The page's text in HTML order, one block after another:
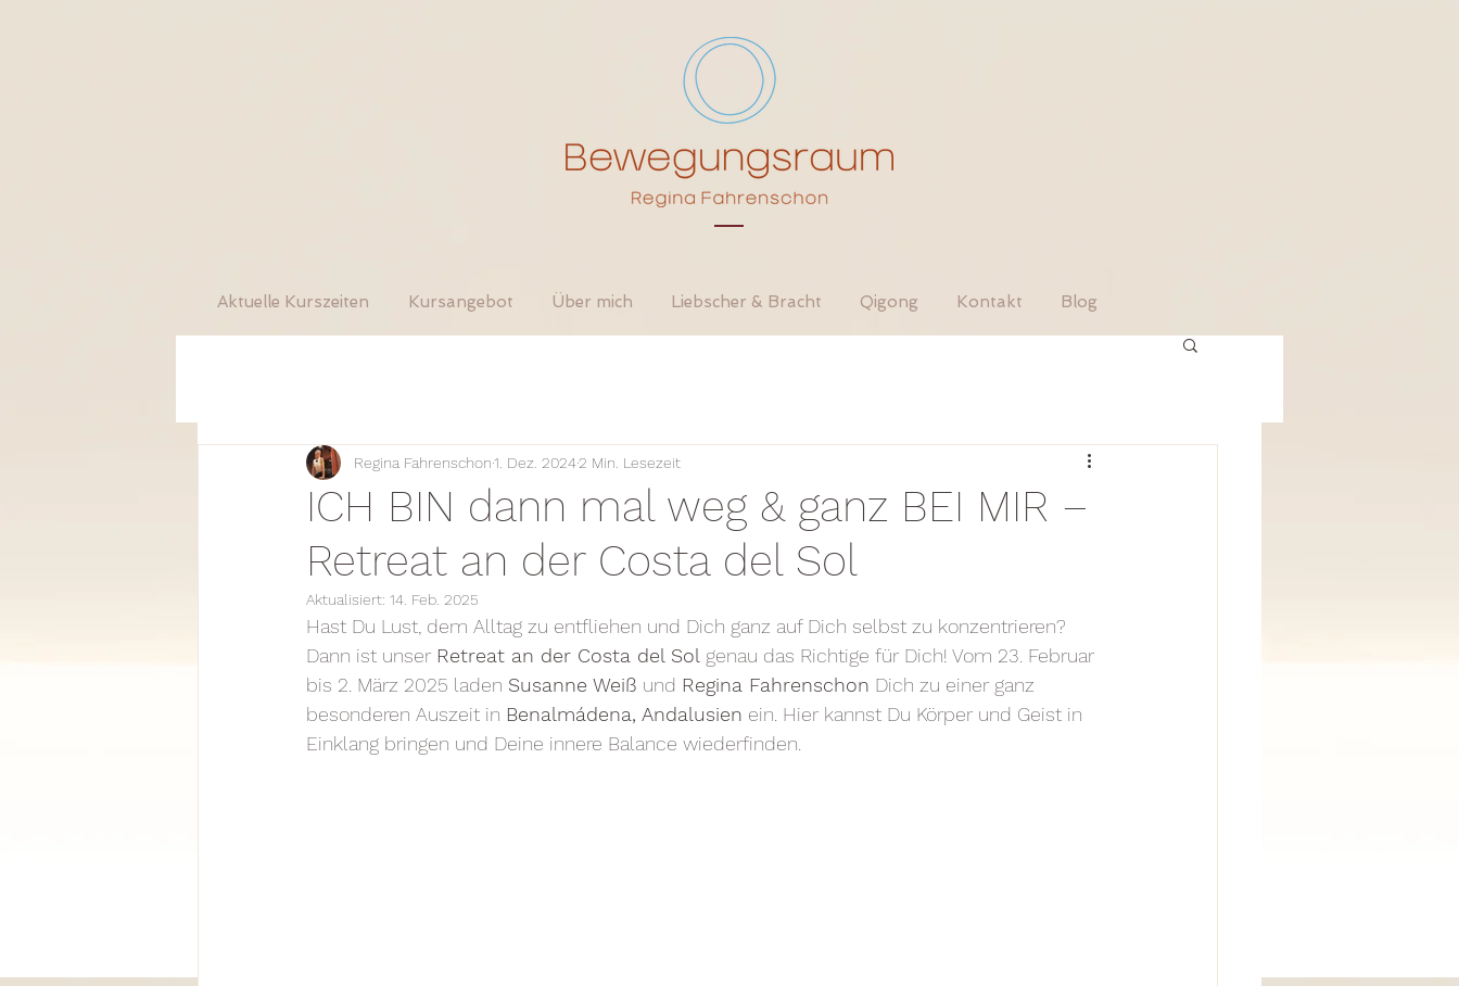
Aktuelle Kurszeiten Kursangebot Über mich Liebscher & Bracht Qigong Kontakt Blog
ICH BIN dann mal weg & ganz BEI MIR –
Retreat an der Costa del Sol
Regina Fahrenschon 1. Dez. 20242 Min. Lesezeit
Aktualisiert: 14. Feb. 2025
Hast Du Lust, dem Alltag zu entfliehen und Dich ganz auf Dich selbst zu konzentrieren?
Dann ist unser Retreat an der Costa del Sol genau das Richtige für Dich! Vom 23. Februar
bis 2. März 2025 laden Susanne Weiß und Regina Fahrenschon Dich zu einer ganz
besonderen Auszeit in Benalmádena, Andalusien ein. Hier kannst Du Körper und Geist in
Einklang bringen und Deine innere Balance wiederfinden.